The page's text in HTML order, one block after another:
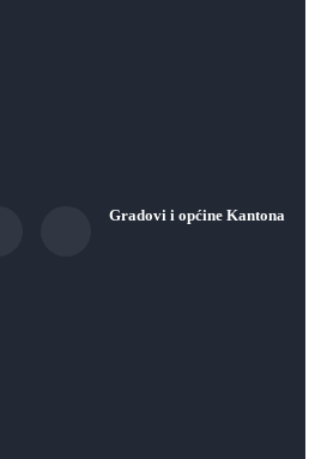
Gradovi i općine Kantona